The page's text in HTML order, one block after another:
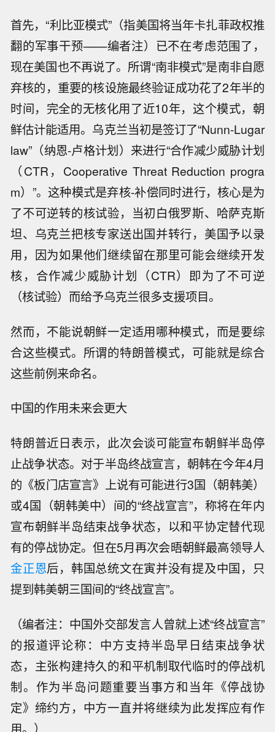
首先，“利比亚模式”（指美国将当年卡扎菲政权推
翻的军事干预——编者注）已不在考虑范围了，
现在美国也不再说了。所谓“南非模式”是南非自愿
弃核的，重要的核设施最终验证成功花了2年半的
时间，完全的无核化用了近10年，这个模式，朝
鲜估计能适用。乌克兰当初是签订了“Nunn-Lugar
law”（纳恩-卢格计划）来进行“合作减少威胁计划
（CTR，Cooperative Threat Reduction progra
m）”。这种模式是弃核-补偿同时进行，核心是为
了不可逆转的核试验，当初白俄罗斯、哈萨克斯
坦、乌克兰把核专家送出国并转行，美国予以录
用，因为如果他们继续留在那里可能会继续开发
核，合作减少威胁计划（CTR）即为了不可逆
（核试验）而给予乌克兰很多支援项目。
然而，不能说朝鲜一定适用哪种模式，而是要综
合这些模式。所谓的特朗普模式，可能就是综合
这些前例来命名。
中国的作用未来会更大
特朗普近日表示，此次会谈可能宣布朝鲜半岛停
止战争状态。对于半岛终战宣言，朝韩在今年4月
的《板门店宣言》上说有可能进行3国（朝韩美）
或4国（朝韩美中）间的“终战宣言”，称将在年内
宣布朝鲜半岛结束战争状态，以和平协定替代现
有的停战协定。但在5月再次会晤朝鲜最高领导人
金正恩后，韩国总统文在寅并没有提及中国，只
提到韩美朝三国间的“终战宣言”。
（编者注：中国外交部发言人曾就上述“终战宣言”
的报道评论称：中方支持半岛早日结束战争状
态，主张构建持久的和平机制取代临时的停战机
制。作为半岛问题重要当事方和当年《停战协
定》缔约方，中方一直并将继续为此发挥应有作
用。）